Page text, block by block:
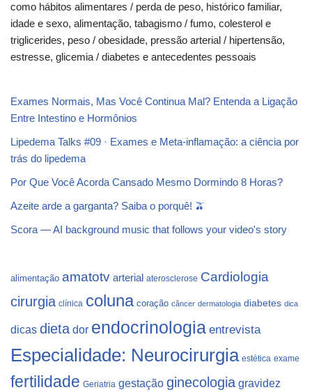
como hábitos alimentares / perda de peso, histórico familiar,
idade e sexo, alimentação, tabagismo / fumo, colesterol e
triglicerides, peso / obesidade, pressão arterial / hipertensão,
estresse, glicemia / diabetes e antecedentes pessoais
Exames Normais, Mas Você Continua Mal? Entenda a Ligação
Entre Intestino e Hormônios
Lipedema Talks #09 · Exames e Meta-inflamação: a ciência por
trás do lipedema
Por Que Você Acorda Cansado Mesmo Dormindo 8 Horas?
Azeite arde a garganta? Saiba o porquê! 🫒
Scora — AI background music that follows your video's story
alimentação amatotv arterial aterosclerose Cardiologia
cirurgia clínica coluna coração câncer dermatologia diabetes dica
dicas dieta dor endocrinologia entrevista
Especialidade: Neurocirurgia estética exame
fertilidade Geriatria gestação ginecologia gravidez